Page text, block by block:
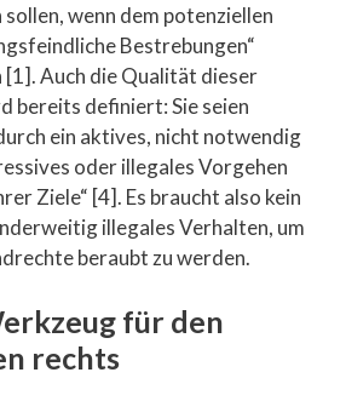
wenn dem potenziellen
Bestrebungen“
Auch die Qualität dieser
bereits definiert: Sie seien
ein aktives, nicht notwendig
oder illegales Vorgehen
Ziele“ [4]. Es braucht also kein
illegales Verhalten, um
beraubt zu werden.
für den
rechts